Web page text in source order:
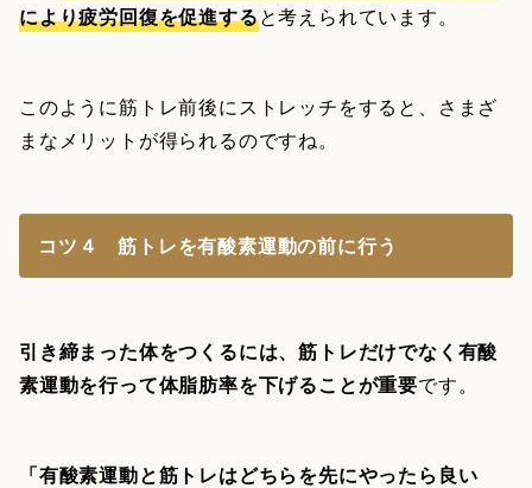
により疲労回復を促進すると考えられています。
このように筋トレ前後にストレッチをすると、さまざ
まなメリットが得られるのですね。
コツ４ 筋トレを有酸素運動の前に行う
引き締まった体をつくるには、筋トレだけでなく有酸
素運動を行って体脂肪率を下げることが重要です。
「有酸素運動と筋トレはどちらを先にやったら良い